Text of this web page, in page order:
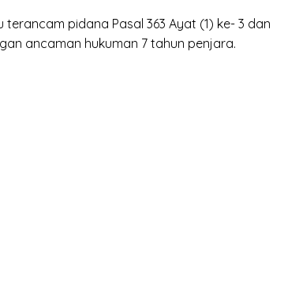
pidana Pasal 363 Ayat (1) ke- 3 dan
ancaman hukuman 7 tahun penjara.